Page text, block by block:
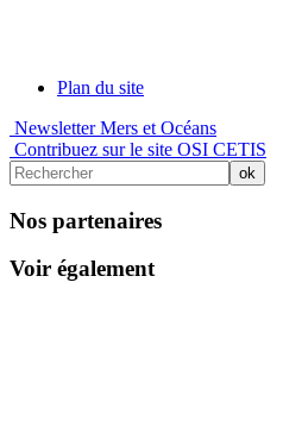
Plan du site
Newsletter Mers et Océans
Contribuez sur le site OSI CETIS
Nos partenaires
Voir également